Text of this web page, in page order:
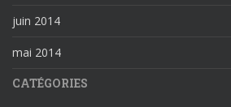
juin 2014
mai 2014
CATÉGORIES